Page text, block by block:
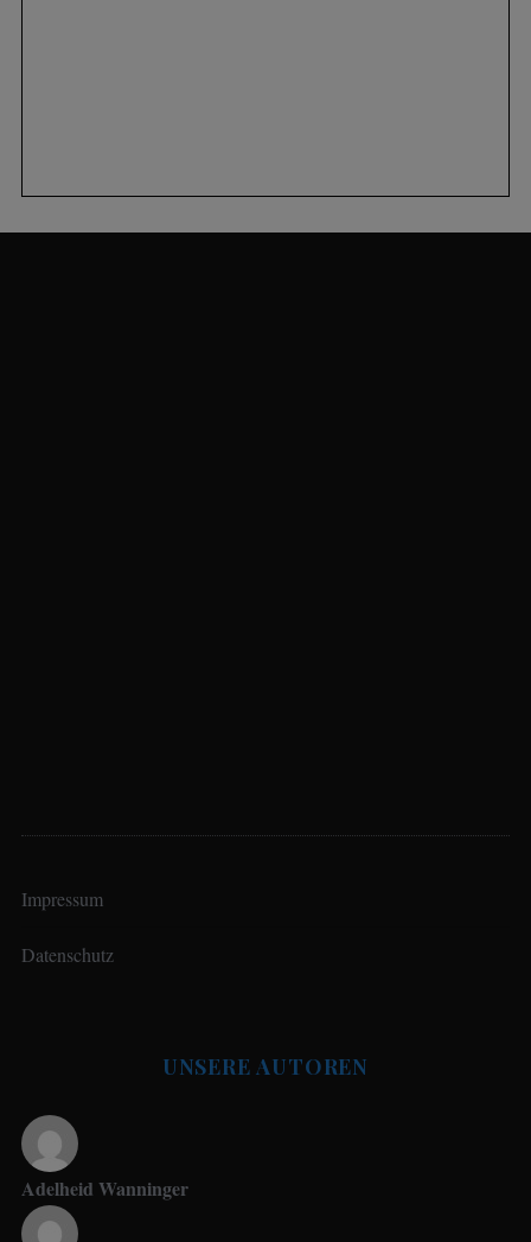
Impressum
Datenschutz
UNSERE AUTOREN
Adelheid Wanninger